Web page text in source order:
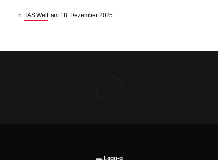
In TAS Welt am 18. Dezember 2025